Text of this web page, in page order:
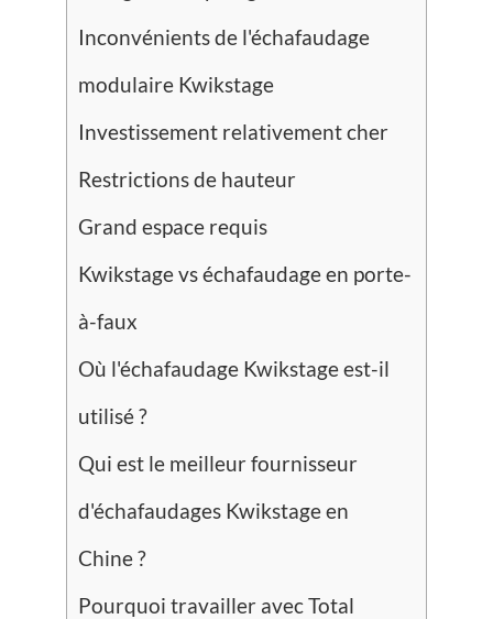
Inconvénients de l'échafaudage
modulaire Kwikstage
Investissement relativement cher
Restrictions de hauteur
Grand espace requis
Kwikstage vs échafaudage en porte-
à-faux
Où l'échafaudage Kwikstage est-il
utilisé ?
Qui est le meilleur fournisseur
d'échafaudages Kwikstage en
Chine ?
Pourquoi travailler avec Total